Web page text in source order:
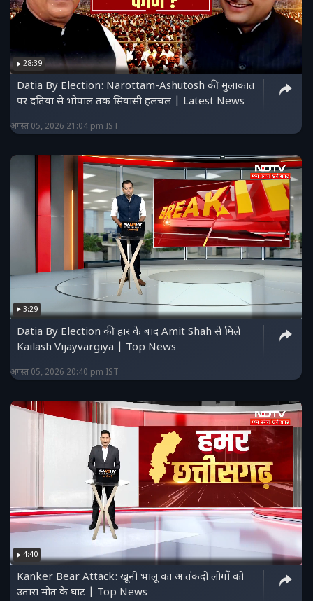
28:39
Datia By Election: Narottam-Ashutosh की मुलाकात
पर दतिया से भोपाल तक सियासी हलचल | Latest News
अगस्त 05, 2026 21:04 pm IST
3:29
Datia By Election की हार के बाद Amit Shah से मिले
Kailash Vijayvargiya | Top News
अगस्त 05, 2026 20:40 pm IST
4:40
Kanker Bear Attack: खूनी भालू का आतंकदो लोगों को
उतारा मौत के घाट | Top News